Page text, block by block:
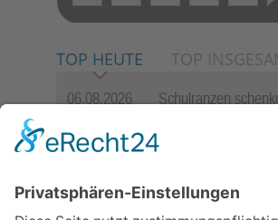
TOP HEUTE TOP
06.08.2026
Schulranzen
06.08.2026
„Freundschaft, das
Jürgen Rohrmann
Gemeinschaft und